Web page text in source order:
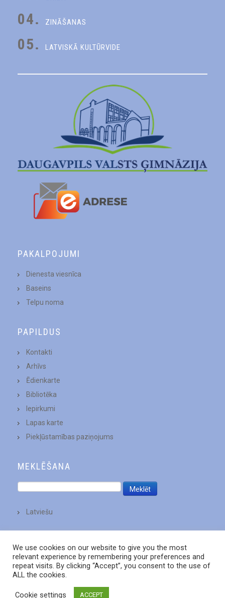
04. ZINĀŠANAS
05. LATVISKĀ KULTŪRVIDE
PAKALPOJUMI
Dienesta viesnīca
Baseins
Telpu noma
PAPILDUS
Kontakti
Arhīvs
Ēdienkarte
Bibliotēka
Iepirkumi
Lapas karte
Piekļūstamības paziņojums
MEKLĒŠANA
Latviešu
We use cookies on our website to give you the most
relevant experience by remembering your preferences and
repeat visits. By clicking “Accept”, you consent to the use of
ALL the cookies.
Cookie settings ACCEPT